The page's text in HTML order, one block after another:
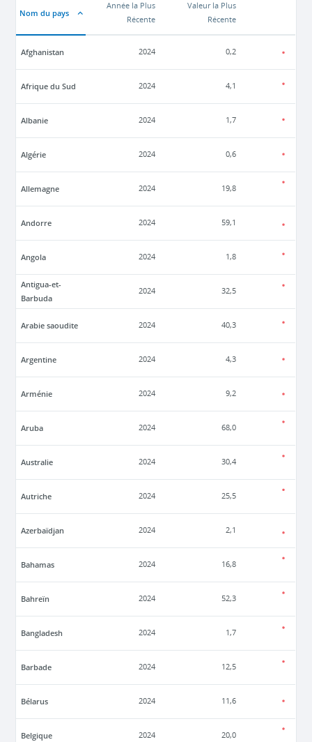
Nom du pays
Année la Plus
Récente
Valeur la Plus
Récente
Afghanistan 2024 0,2
Afrique du Sud 2024 4,1
Albanie 2024 1,7
Algérie 2024 0,6
Allemagne 2024 19,8
Andorre 2024 59,1
Angola 2024 1,8
Antigua-et-
Barbuda
2024 32,5
Arabie saoudite 2024 40,3
Argentine 2024 4,3
Arménie 2024 9,2
Aruba 2024 68,0
Australie 2024 30,4
Autriche 2024 25,5
Azerbaïdjan 2024 2,1
Bahamas 2024 16,8
Bahreïn 2024 52,3
Bangladesh 2024 1,7
Barbade 2024 12,5
Bélarus 2024 11,6
Belgique 2024 20,0